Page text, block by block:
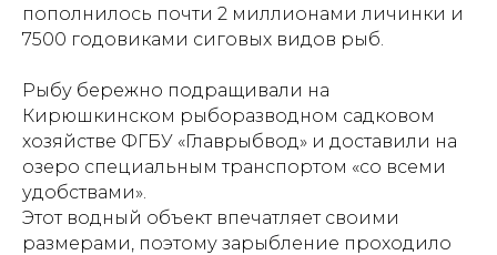
пополнилось почти 2 миллионами личинки и
7500 годовиками сиговых видов рыб.
Рыбу бережно подращивали на
Кирюшкинском рыборазводном садковом
хозяйстве ФГБУ «Главрыбвод» и доставили на
озеро специальным транспортом «со всеми
удобствами».
Этот водный объект впечатляет своими
размерами, поэтому зарыбление проходило